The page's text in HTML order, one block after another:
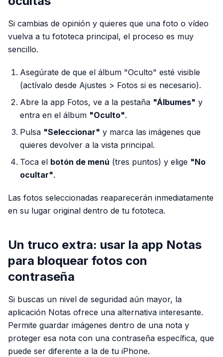
Si cambias de opinión y quieres que una foto o vídeo
vuelva a tu fototeca principal, el proceso es muy
sencillo.
Asegúrate de que el álbum "Oculto" esté visible
(actívalo desde Ajustes > Fotos si es necesario).
Abre la app Fotos, ve a la pestaña "Álbumes" y
entra en el álbum "Oculto".
Pulsa "Seleccionar" y marca las imágenes que
quieres devolver a la vista principal.
Toca el botón de menú (tres puntos) y elige "No
ocultar".
Las fotos seleccionadas reaparecerán inmediatamente
en su lugar original dentro de tu fototeca.
Un truco extra: usar la app Notas
para bloquear fotos con
contraseña
Si buscas un nivel de seguridad aún mayor, la
aplicación Notas ofrece una alternativa interesante.
Permite guardar imágenes dentro de una nota y
proteger esa nota con una contraseña específica, que
puede ser diferente a la de tu iPhone.